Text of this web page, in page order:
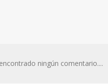
ningún comentario....